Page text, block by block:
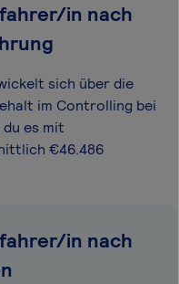
in nach
sich über die
im Controlling bei
es mit
€46.486
in nach